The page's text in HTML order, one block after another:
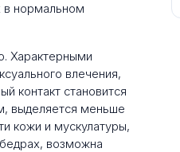
в нормальном
Характерными
влечения,
контакт становится
выделяется меньше
кожи и мускулатуры,
возможна